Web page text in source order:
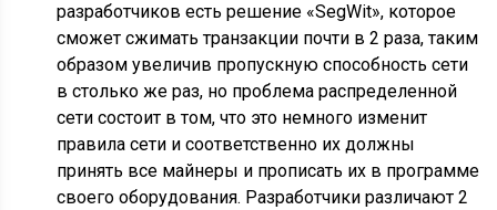
разработчиков есть решение «SegWit», которое
сможет сжимать транзакции почти в 2 раза, таким
образом увеличив пропускную способность сети
в столько же раз, но проблема распределенной
сети состоит в том, что это немного изменит
правила сети и соответственно их должны
принять все майнеры и прописать их в программе
своего оборудования. Разработчики различают 2